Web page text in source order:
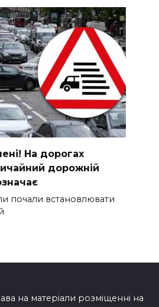
На доpогах
доpожній
почали встановлювати
на матеріали розміщенні на